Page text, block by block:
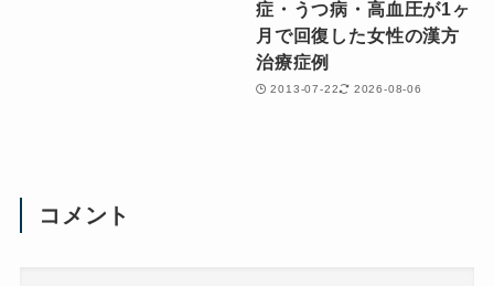
症・うつ病・高血圧が1ヶ
月で回復した女性の漢方
治療症例
2013-07-22 2026-08-06
コメント